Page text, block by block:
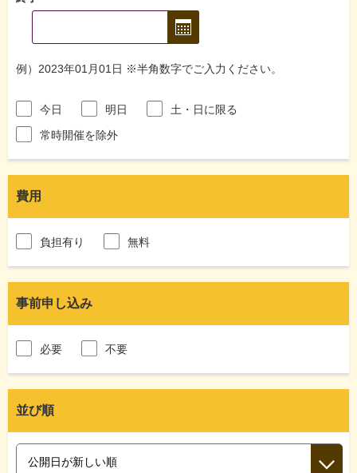
例）2023年01月01日 ※半角数字でご入力ください。
今日 明日
土・日に限る
常時開催を除外
費用
負担有り 無料
事前申し込み
必要 不要
並び順